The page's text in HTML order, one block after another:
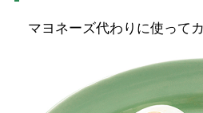
マヨネーズ代わりに使って